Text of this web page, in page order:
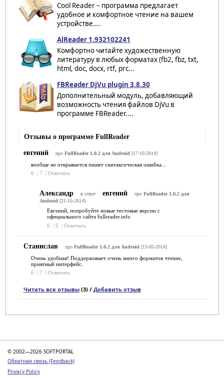
Cool Reader – программа предлагает
удобное и комфортное чтение на вашем
устройстве....
AlReader 1.932102241
Комфортно читайте художественную
литературу в любых форматах (fb2, fbz, txt,
html, doc, docx, rtf, prc...
FBReader DjVu plugin 3.8.30
Дополнительный модуль, добавляющий
возможность чтения файлов DjVu в
программе FBReader....
Отзывы о программе FullReader
евгений
про FullReader 1.0.2 для Android [17-10-2014]
вообще не открывается.пишет синтаксическая ошибка...
6
7 Ответить
Александр в ответ евгений про FullReader 1.0.2 для
Android[21-10-2014]
Евгений, попробуйте новые тестовые версии с
официального сайта fullreader.info
6
| 6 | Ответить
Станислав про FullReader 1.0.2 для Android [13-05-2014]
Очень удобная! Поддерживает очень много форматов чтение,
приятный интерфейс.
6
7 Ответить
Читать все отзывы(3) / Добавить отзыв
© 2002—2026 SOFTPORTAL
Обратная связь (Feedback)
Privacy Policy